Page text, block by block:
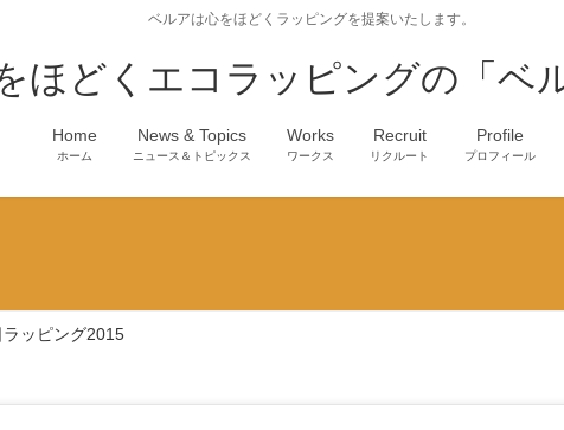
ベルアは心をほどくラッピングを提案いたします。
ほどくエコラッピングの「ベ
Home
ホーム
News & Topics
ニュース＆トピックス
Works
ワークス
Recruit
リクルート
Profile
プロフィール
ッピング2015